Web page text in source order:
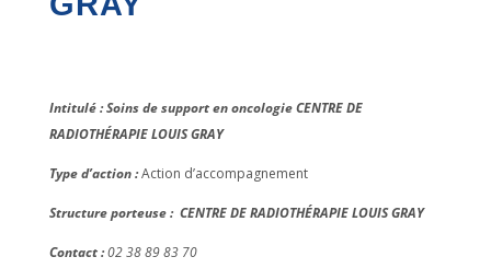
Intitulé : Soins de support en oncologie CENTRE DE
RADIOTHÉRAPIE LOUIS GRAY
Type d’action :Action d’accompagnement
Structure porteuse : CENTRE DE RADIOTHÉRAPIE LOUIS GRAY
Contact :02 38 89 83 70